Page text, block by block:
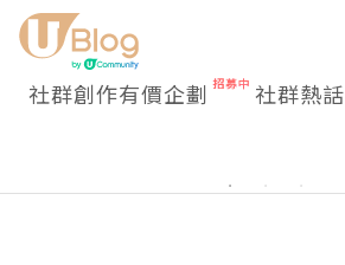
社群創作有價企劃 社群熱話